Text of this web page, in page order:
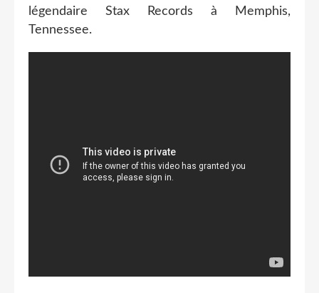
légendaire Stax Records à Memphis,
Tennessee.